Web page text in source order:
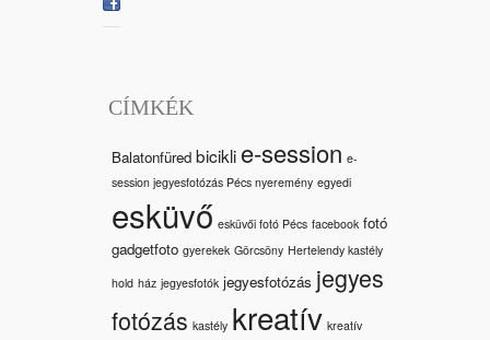
CÍMKÉK
Balatonfüred bicikli e-session e-
session jegyesfotózás Pécs nyeremény egyedi
esküvő esküvői fotó Pécs facebook fotó
gadgetfoto gyerekek Görcsöny Hertelendy kastély
hold ház jegyesfotók jegyesfotózás jegyes
fotózás kastély kreatív kreatív